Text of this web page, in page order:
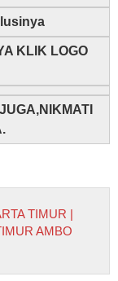
KLIK LOGO